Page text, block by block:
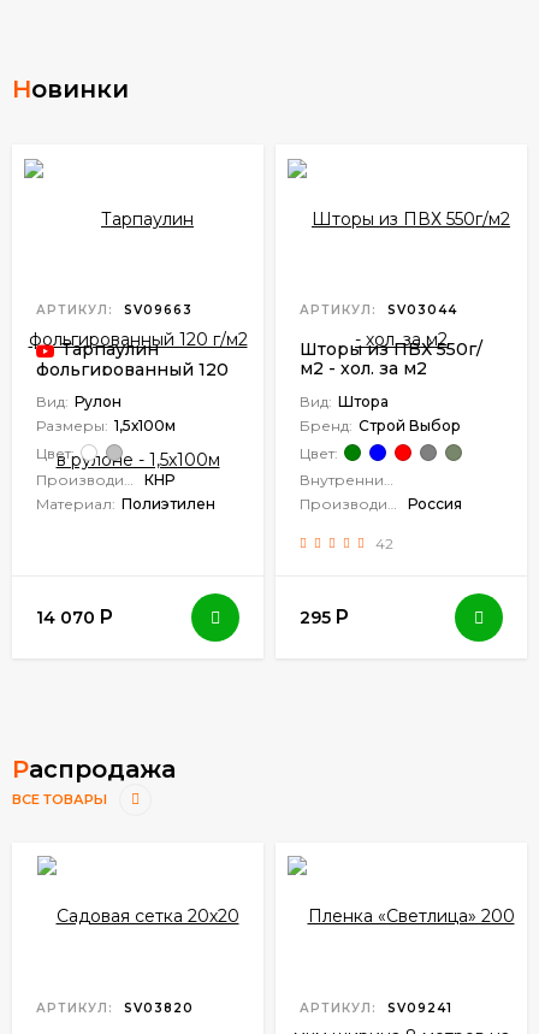
Новинки
АРТИКУЛ: SV09663
Тарпаулин
фольгированный 120
1,5x100м
Вид: Рулон
Размеры: 1,5х100м
Цвет:
Производитель:
КНР
Материал: Полиэтилен
14 070 Р
АРТИКУЛ: SV03044
Шторы из ПВХ 550г/
м2 - хол. за м2
Вид: Штора
Бренд: Строй Выбор
Цвет:
Внутренний диаметр люверса:
Производитель:
Россия
42
295 Р
Распродажа
ВСЕ ТОВАРЫ
АРТИКУЛ: SV03820 АРТИКУЛ: SV09241